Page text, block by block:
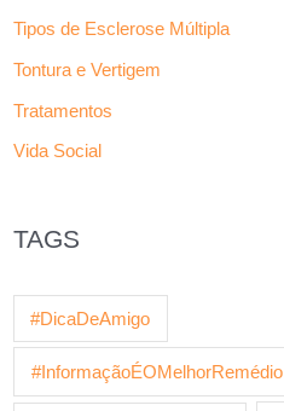
Tipos de Esclerose Múltipla
Tontura e Vertigem
Tratamentos
Vida Social
TAGS
#DicaDeAmigo
#InformaçãoÉOMelhorRemédio